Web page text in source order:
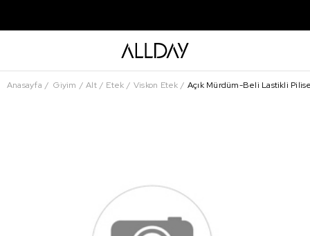
Anasayfa Giyim Alt Etek Viskon Etek Açık Mürdüm-Beli Lastikli